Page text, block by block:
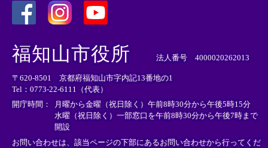
外
部
リ
ン
ク
＞
外
リ
ン
ク
＞
外
部
ン
ク
＞
福知山市役所 法人番号 4000020262013
〒620-8501 京都府福知山市字内記13番地の1
Tel：0773-22-6111（代表）
開庁時間：
月曜から金曜（祝日除く）午前8時30分から午後5時15分
水曜（祝日除く）一部窓口を午前8時30分から午後7時まで
開設
お問い合わせは、該当ページの下部にあるお問い合わせから行ってくだ